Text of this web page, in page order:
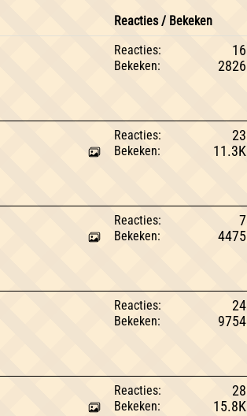
Reacties / Bekeken
Reacties: 16
Bekeken: 2826
Reacties: 23
Bekeken: 11.3K
Reacties: 7
Bekeken: 4475
Reacties: 24
Bekeken: 9754
Reacties: 28
Bekeken: 15.8K